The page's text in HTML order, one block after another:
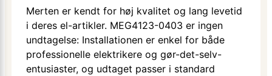
Merten er kendt for høj kvalitet og lang levetid
i deres el-artikler. MEG4123-0403 er ingen
undtagelse: Installationen er enkel for både
professionelle elektrikere og gør-det-selv-
entusiaster, og udtaget passer i standard